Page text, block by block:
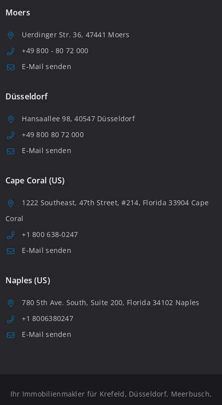
Moers
Uerdinger Str. 36, 47441 Moers
+49 800 - 80 72 000
E-Mail senden
Düsseldorf
Hansaallee 98, 40547 Düsseldorf
+49 800 80 72 000
E-Mail senden
Cape Coral (US)
1222 Southeast, 47th Street, #214, Florida 33904 Cape
Coral
+1 800 638-0247
E-Mail senden
Naples (US)
780 5th Ave. South, Suite 200, Florida 34102 Naples
+1 8006380247
E-Mail senden
Ihr Immobilienmakler für Krefeld, Düsseldorf, Meerbusch,